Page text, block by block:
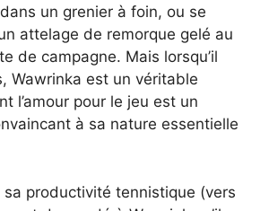
un grenier à foin, ou se
attelage de remorque gelé au
de campagne. Mais lorsqu’il
Wawrinka est un véritable
l’amour pour le jeu est un
à sa nature essentielle
productivité tennistique (vers